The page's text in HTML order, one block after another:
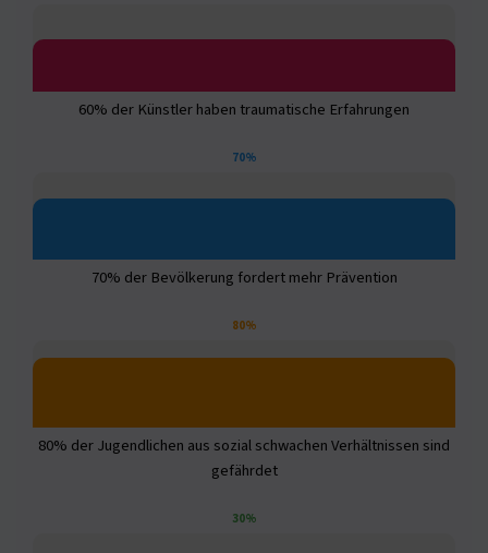
60% der Künstler haben traumatische Erfahrungen
70%
70% der Bevölkerung fordert mehr Prävention
80%
80% der Jugendlichen aus sozial schwachen Verhältnissen sind
gefährdet
30%